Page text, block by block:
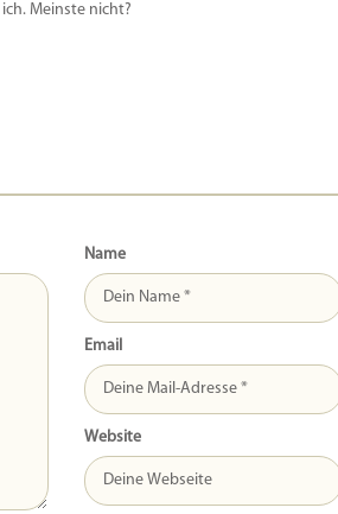
Meinste nicht?
Name
Email
Website